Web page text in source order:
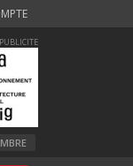
PUBLICITE